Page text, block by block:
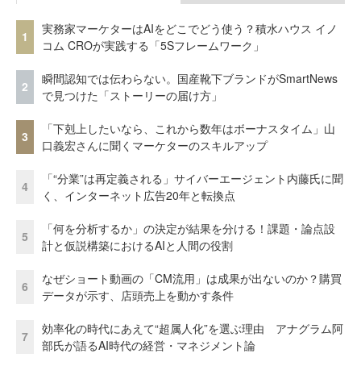
1
実務家マーケターはAIをどこでどう使う？積水ハウス イノ
コム CROが実践する「5Sフレームワーク」
2
瞬間認知では伝わらない。国産靴下ブランドがSmartNews
で見つけた「ストーリーの届け方」
3
「下剋上したいなら、これから数年はボーナスタイム」山
口義宏さんに聞くマーケターのスキルアップ
4
「“分業”は再定義される」サイバーエージェント内藤氏に聞
く、インターネット広告20年と転換点
5
「何を分析するか」の決定が結果を分ける！課題・論点設
計と仮説構築におけるAIと人間の役割
6
なぜショート動画の「CM流用」は成果が出ないのか？購買
データが示す、店頭売上を動かす条件
7
効率化の時代にあえて“超属人化”を選ぶ理由 アナグラム阿
部氏が語るAI時代の経営・マネジメント論